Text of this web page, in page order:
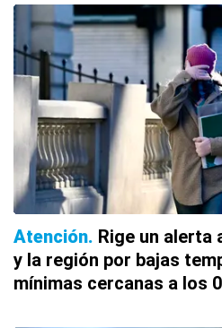
Atención Rige un alerta
y la región por bajas
mínimas cercanas a los